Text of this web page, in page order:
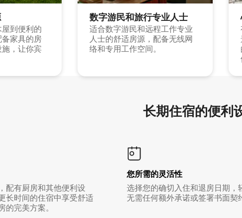
到便利的
家具的房
，让你宾
数字游民和旅行专业人士
适合数字游民和远程工作专业
人士的舒适房源，配备无线网
络和专用工作空间。
长期住宿的便利
配有厨房和其他便利设
长时间的住宿中享受舒适
完美方案。
您所需的灵活性
选择您的确切入住和退房日期，
无需任何额外承诺或签署书面契